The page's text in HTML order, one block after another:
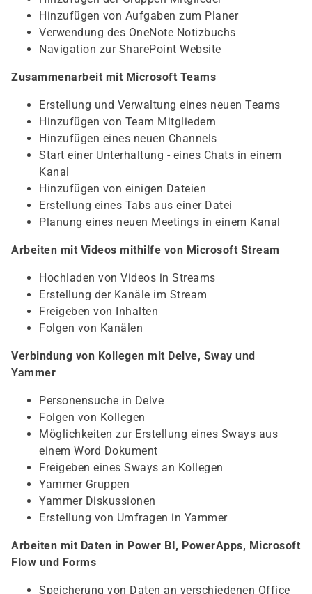
Hinzufügen von Aufgaben zum Planer
Verwendung des OneNote Notizbuchs
Navigation zur SharePoint Website
Zusammenarbeit mit Microsoft Teams
Erstellung und Verwaltung eines neuen Teams
Hinzufügen von Team Mitgliedern
Hinzufügen eines neuen Channels
Start einer Unterhaltung - eines Chats in einem
Kanal
Hinzufügen von einigen Dateien
Erstellung eines Tabs aus einer Datei
Planung eines neuen Meetings in einem Kanal
Arbeiten mit Videos mithilfe von Microsoft Stream
Hochladen von Videos in Streams
Erstellung der Kanäle im Stream
Freigeben von Inhalten
Folgen von Kanälen
Verbindung von Kollegen mit Delve, Sway und
Yammer
Personensuche in Delve
Folgen von Kollegen
Möglichkeiten zur Erstellung eines Sways aus
einem Word Dokument
Freigeben eines Sways an Kollegen
Yammer Gruppen
Yammer Diskussionen
Erstellung von Umfragen in Yammer
Arbeiten mit Daten in Power BI, PowerApps, Microsoft
Flow und Forms
Speicherung von Daten an verschiedenen Office